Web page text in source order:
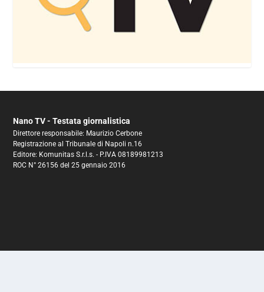
Nano TV - Testata giornalistica
Direttore responsabile: Maurizio Cerbone
Registrazione al Tribunale di Napoli n.16
Editore: Komunitas S.r.l.s. - P.IVA 08189981213
ROC N° 26156 del 25 gennaio 2016